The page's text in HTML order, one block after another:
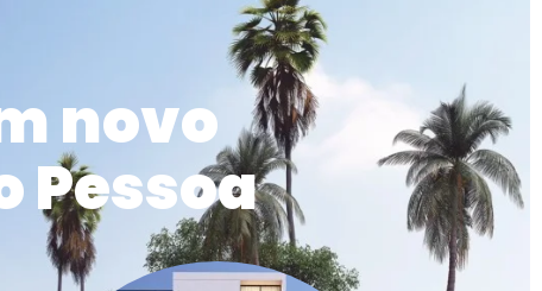
novo
Pessoa